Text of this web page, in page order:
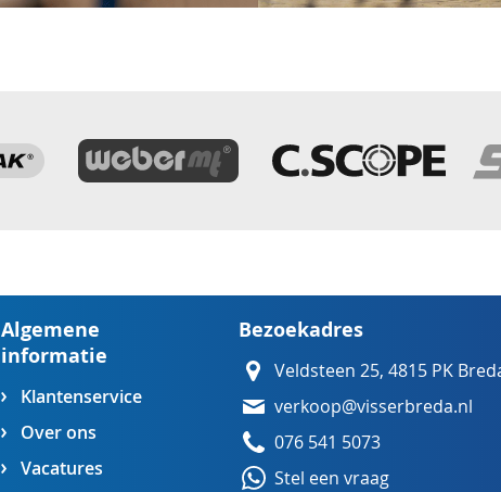
Algemene
informatie
Klantenservice
Over ons
Vacatures
Bezoekadres
Veldsteen 25, 4815 PK
verkoop@visserbreda.nl
076 541 5073
Stel een vraag